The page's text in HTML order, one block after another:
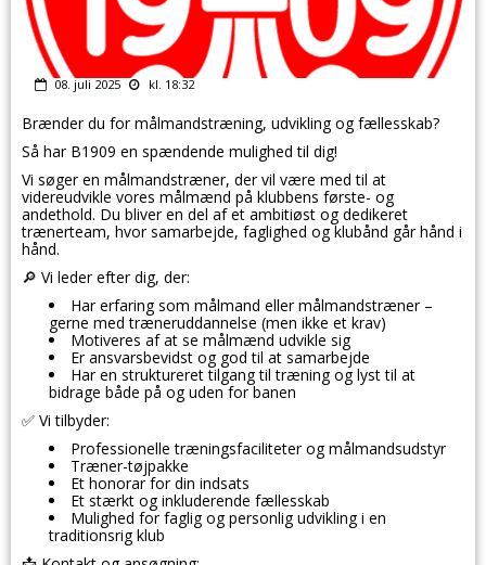
08. juli 2025 kl. 18:32
Brænder du for målmandstræning, udvikling og fællesskab?
Så har B1909 en spændende mulighed til dig!
Vi søger en målmandstræner, der vil være med til at
videreudvikle vores målmænd på klubbens første- og
andethold. Du bliver en del af et ambitiøst og dedikeret
trænerteam, hvor samarbejde, faglighed og klubånd går hånd i
hånd.
🔎 Vi leder efter dig, der:
Har erfaring som målmand eller målmandstræner –
gerne med træneruddannelse (men ikke et krav)
Motiveres af at se målmænd udvikle sig
Er ansvarsbevidst og god til at samarbejde
Har en struktureret tilgang til træning og lyst til at
bidrage både på og uden for banen
✅ Vi tilbyder:
Professionelle træningsfaciliteter og målmandsudstyr
Træner-tøjpakke
Et honorar for din indsats
Et stærkt og inkluderende fællesskab
Mulighed for faglig og personlig udvikling i en
traditionsrig klub